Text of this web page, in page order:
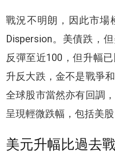
戰況不明朗，因此市場
Dispersion。美債跌，
反彈至近100，但升幅
升反大跌，金不是戰爭
全球股市當然亦有回調
呈現輕微跌幅，包括美股
美元升幅比過去